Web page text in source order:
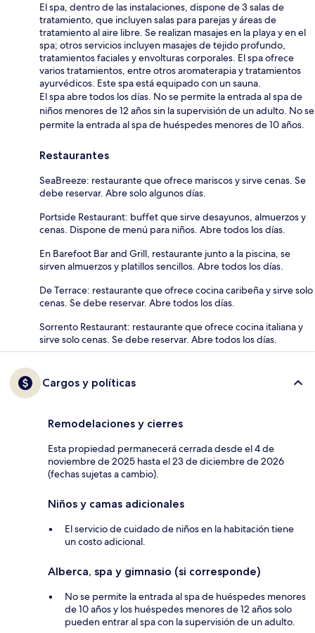
El spa, dentro de las instalaciones, dispone de 3 salas de
tratamiento, que incluyen salas para parejas y áreas de
tratamiento al aire libre. Se realizan masajes en la playa y en el
spa; otros servicios incluyen masajes de tejido profundo,
tratamientos faciales y envolturas corporales. El spa ofrece
varios tratamientos, entre otros aromaterapia y tratamientos
ayurvédicos. Este spa está equipado con un sauna.
El spa abre todos los días. No se permite la entrada al spa de
niños menores de 12 años sin la supervisión de un adulto. No se
permite la entrada al spa de huéspedes menores de 10 años.
Restaurantes
SeaBreeze: restaurante que ofrece mariscos y sirve cenas. Se
debe reservar. Abre solo algunos días.
Portside Restaurant: buffet que sirve desayunos, almuerzos y
cenas. Dispone de menú para niños. Abre todos los días.
En Barefoot Bar and Grill, restaurante junto a la piscina, se
sirven almuerzos y platillos sencillos. Abre todos los días.
De Terrace: restaurante que ofrece cocina caribeña y sirve solo
cenas. Se debe reservar. Abre todos los días.
Sorrento Restaurant: restaurante que ofrece cocina italiana y
sirve solo cenas. Se debe reservar. Abre todos los días.
Cargos y políticas
Remodelaciones y cierres
Esta propiedad permanecerá cerrada desde el 4 de
noviembre de 2025 hasta el 23 de diciembre de 2026
(fechas sujetas a cambio).
Niños y camas adicionales
El servicio de cuidado de niños en la habitación tiene
un costo adicional.
Alberca, spa y gimnasio (si corresponde)
No se permite la entrada al spa de huéspedes menores
de 10 años y los huéspedes menores de 12 años solo
pueden entrar al spa con la supervisión de un adulto.